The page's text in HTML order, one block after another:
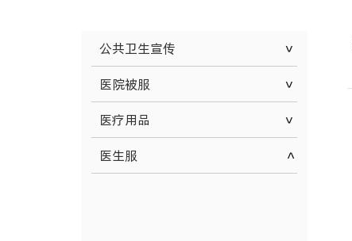
公共卫生宣传
医院被服
医疗用品
医生服